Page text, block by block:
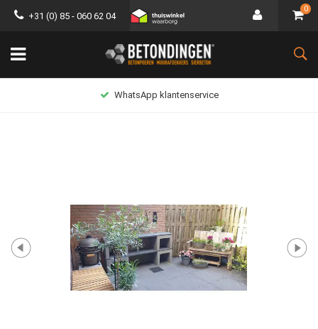
+31 (0) 85 - 060 62 04
0
WhatsApp klantenservice